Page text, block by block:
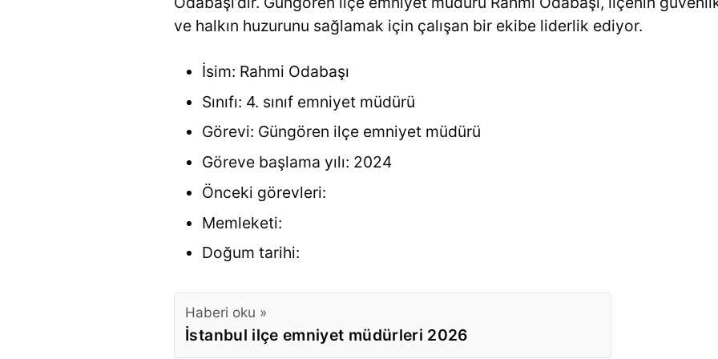
ve halkın huzurunu sağlamak için çalışan bir ekibe liderlik ediyor.
İsim: Rahmi Odabaşı
Sınıfı: 4. sınıf emniyet müdürü
Görevi: Güngören ilçe emniyet müdürü
Göreve başlama yılı: 2024
Önceki görevleri:
Memleketi:
Doğum tarihi:
Haberi oku »
İstanbul ilçe emniyet müdürleri 2026